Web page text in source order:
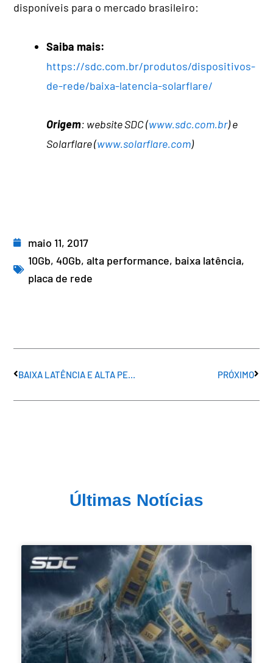
disponíveis para o mercado brasileiro:
Saiba mais:
https://sdc.com.br/produtos/dispositivos-
de-rede/baixa-latencia-solarflare/
Origem: website SDC (www.sdc.com.br) e
Solarflare (www.solarflare.com)
maio 11, 2017
10Gb,40Gb,alta performance, baixa latência,
placa de rede
PRÓXIMO
Últimas Notícias